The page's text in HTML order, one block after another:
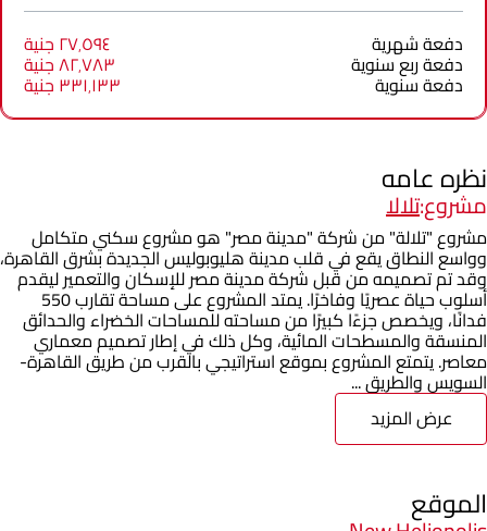
دفعة شهرية ٢٧٬٥٩٤ جنية
دفعة ربع سنوية ٨٢٬٧٨٣ جنية
دفعة سنوية ٣٣١٬١٣٣ جنية
نظره عامه
مشروع:تلالا
مشروع "تلالة" من شركة "مدينة مصر" هو مشروع سكني متكامل
وواسع النطاق يقع في قلب مدينة هليوبوليس الجديدة بشرق القاهرة،
وقد تم تصميمه من قبل شركة مدينة مصر للإسكان والتعمير ليقدم
أسلوب حياة عصريًا وفاخرًا. يمتد المشروع على مساحة تقارب 550
فدانًا، ويخصص جزءًا كبيرًا من مساحته للمساحات الخضراء والحدائق
المنسقة والمسطحات المائية، وكل ذلك في إطار تصميم معماري
معاصر. يتمتع المشروع بموقع استراتيجي بالقرب من طريق القاهرة-
السويس والطريق ...
عرض المزيد
الموقع